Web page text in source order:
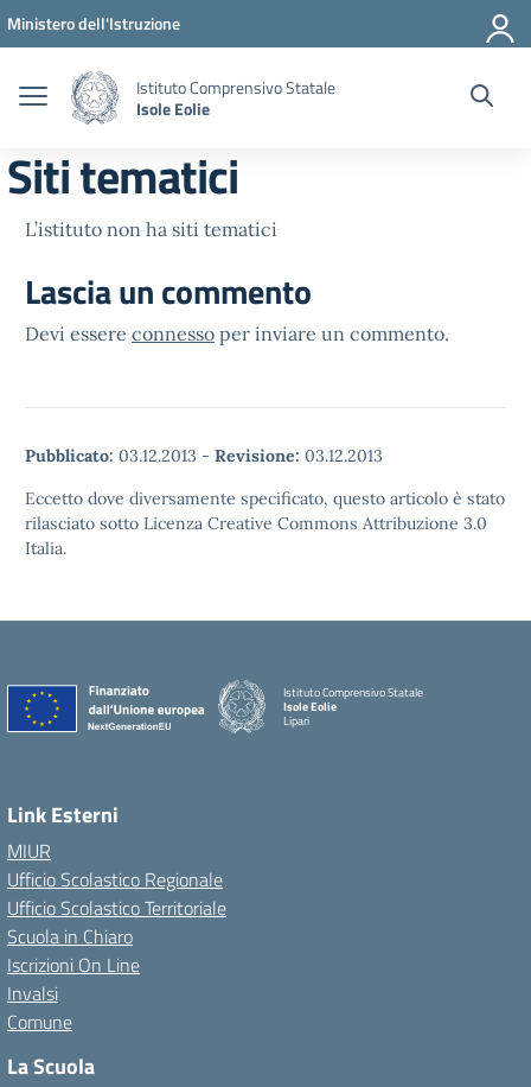
Vai ai contenuti
Vai al menu di navigazione
Vai al footer
Ministero dell'Istruzione
Istituto Comprensivo Statale
Isole Eolie
Siti tematici
L’istituto non ha siti tematici
Lascia un commento
Devi essere connesso per inviare un commento.
Pubblicato: 03.12.2013 - Revisione: 03.12.2013
Eccetto dove diversamente specificato, questo articolo è stato
rilasciato sotto Licenza Creative Commons Attribuzione 3.0
Italia.
Istituto Comprensivo Statale
Isole Eolie
Lipari
Link Esterni
MIUR
Ufficio Scolastico Regionale
Ufficio Scolastico Territoriale
Scuola in Chiaro
Iscrizioni On Line
Invalsi
Comune
La Scuola